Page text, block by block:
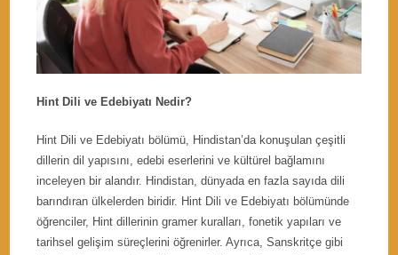
Hint Dili ve Edebiyatı Nedir?
Hint Dili ve Edebiyatı bölümü, Hindistan’da konuşulan çeşitli
dillerin dil yapısını, edebi eserlerini ve kültürel bağlamını
inceleyen bir alandır. Hindistan, dünyada en fazla sayıda dili
barındıran ülkelerden biridir. Hint Dili ve Edebiyatı bölümünde
öğrenciler, Hint dillerinin gramer kuralları, fonetik yapıları ve
tarihsel gelişim süreçlerini öğrenirler. Ayrıca, Sanskritçe gibi